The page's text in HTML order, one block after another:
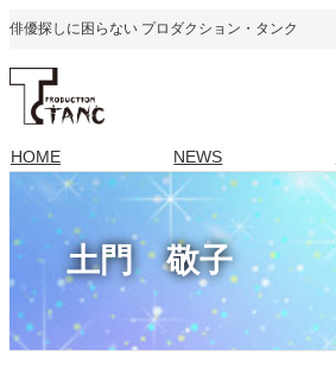
内
を
ス
キ
俳優探しに困らない プロダクション・タンク
HOME NEWS
土門 敬子